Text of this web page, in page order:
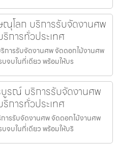
โลก บริการรับจัดงานศพ
การทั่วประเทศ
การรับจัดงานศพ จัดดอกไม้งานศพ
จบในที่เดียว พร้อมให้บร
บูรณ์ บริการรับจัดงานศพ
การทั่วประเทศ
ารรับจัดงานศพ จัดดอกไม้งานศพ
จบในที่เดียว พร้อมให้บริ